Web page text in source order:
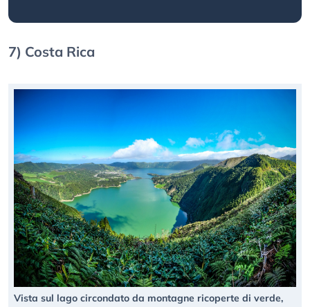
7) Costa Rica
Vista sul lago circondato da montagne ricoperte di verde,